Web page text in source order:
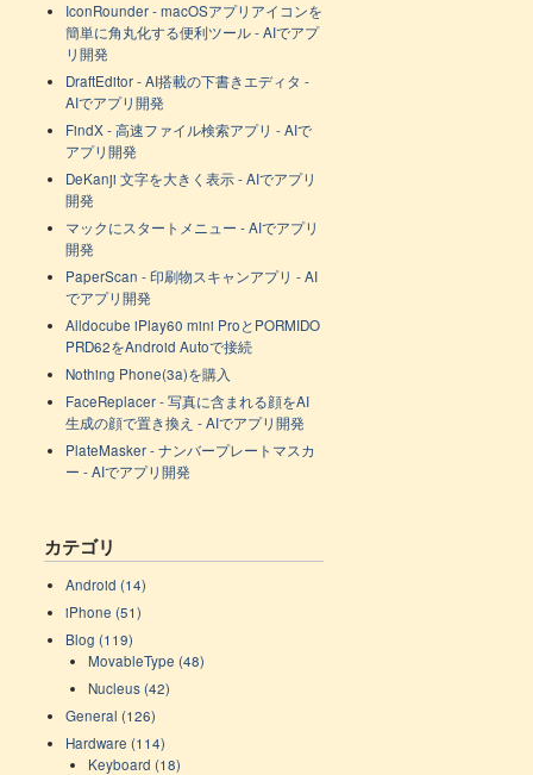
IconRounder - macOSアプリアイコンを
簡単に角丸化する便利ツール - AIでアプ
リ開発
DraftEditor - AI搭載の下書きエディタ -
AIでアプリ開発
FindX - 高速ファイル検索アプリ - AIで
アプリ開発
DeKanji 文字を大きく表示 - AIでアプリ
開発
マックにスタートメニュー - AIでアプリ
開発
PaperScan - 印刷物スキャンアプリ - AI
でアプリ開発
Alldocube iPlay60 mini ProとPORMIDO
PRD62をAndroid Autoで接続
Nothing Phone(3a)を購入
FaceReplacer - 写真に含まれる顔をAI
生成の顔で置き換え - AIでアプリ開発
PlateMasker - ナンバープレートマスカ
ー - AIでアプリ開発
カテゴリ
Android (14)
iPhone (51)
Blog (119)
MovableType (48)
Nucleus (42)
General (126)
Hardware (114)
Keyboard (18)